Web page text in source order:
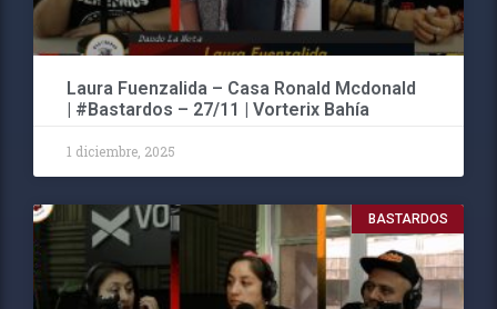
Laura Fuenzalida – Casa Ronald Mcdonald
| #Bastardos – 27/11 | Vorterix Bahía
1 diciembre, 2025
BASTARDOS